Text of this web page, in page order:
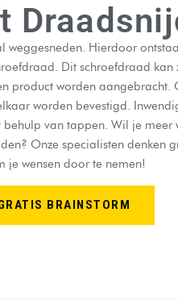
weggesneden. Hierdoor
Dit schroefdraad kan
product worden aangebracht.
worden bevestigd.
van tappen. Wil je meer
Onze specialisten denken
je wensen door te nemen!
BRAINSTORM